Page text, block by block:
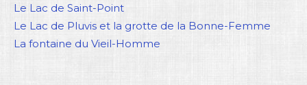
Le Lac de Saint-Point
Le Lac de Pluvis et la grotte de la Bonne-Femme
La fontaine du Vieil-Homme